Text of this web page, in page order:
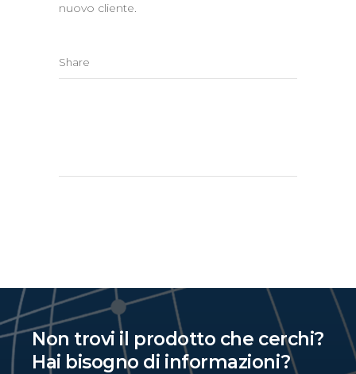
nuovo cliente.
Share
Non trovi il prodotto che cerchi?
Hai bisogno di informazioni?